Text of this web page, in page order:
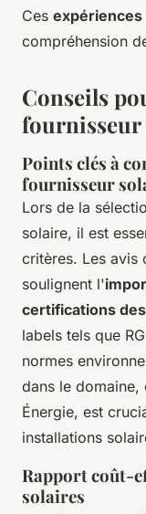
Ces
compréhension
Conseils
fournisseur
Points clés à
fournisseur
Lors de la
solaire, il est
critères. Les avis
soulignent l'
certifications
labels tels que
normes
dans le domaine,
Énergie, est
installations
Rapport coût-
solaires